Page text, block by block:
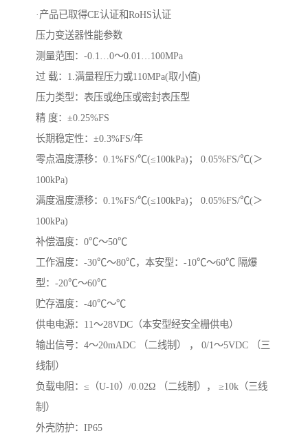
·产品已取得CE认证和RoHS认证
压力变送器性能参数
测量范围：-0.1…0～0.01…100MPa
过 载：1.满量程压力或110MPa(取小值)
压力类型：表压或绝压或密封表压型
精 度：±0.25%FS
长期稳定性：±0.3%FS/年
零点温度漂移：0.1%FS/℃(≤100kPa)； 0.05%FS/℃(＞
100kPa)
满度温度漂移：0.1%FS/℃(≤100kPa)； 0.05%FS/℃(＞
100kPa)
补偿温度：0℃～50℃
工作温度：-30℃～80℃，本安型：-10℃～60℃ 隔爆
型：-20℃～60℃
贮存温度：-40℃～℃
供电电源：11～28VDC（本安型经安全栅供电）
输出信号：4～20mADC （二线制） ， 0/1～5VDC （三
线制）
负载电阻：≤（U-10）/0.02Ω （二线制）， ≥10k（三线
制）
外壳防护：IP65